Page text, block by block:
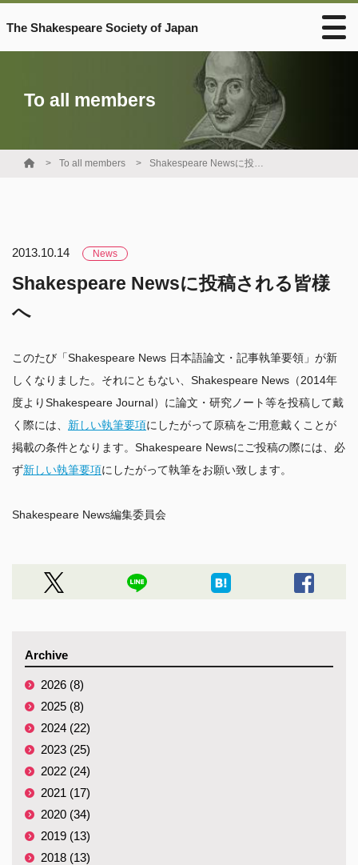
The Shakespeare Society of Japan
To all members
To all members Shakespeare Newsに投稿される皆様へ
2013.10.14 News
Shakespeare Newsに投稿される皆様
へ
このたび「Shakespeare News 日本語論文・記事執筆要領」が新
しくなりました。それにともない、Shakespeare News（2014年
度よりShakespeare Journal）に論文・研究ノート等を投稿して戴
く際には、 新しい執筆要項にしたがって原稿をご用意戴くことが
掲載の条件となります。Shakespeare Newsにご投稿の際には、必
ず新しい執筆要項にしたがって執筆をお願い致します。
Shakespeare News編集委員会
Archive
2026 (8)
2025 (8)
2024 (22)
2023 (25)
2022 (24)
2021 (17)
2020 (34)
2019 (13)
2018 (13)